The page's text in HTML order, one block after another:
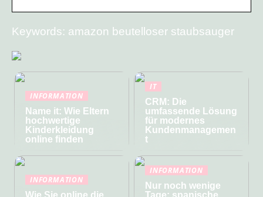
Keywords: amazon beutelloser staubsauger
INFORMATION
Name it: Wie Eltern
hochwertige
Kinderkleidung
online finden
IT
CRM: Die
umfassende Lösung
für modernes
Kundenmanagemen
t
INFORMATION
INFORMATION
Nur noch wenige